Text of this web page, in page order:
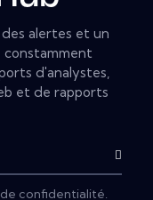
alertes et un
d'analystes,
et de rapports
Subscribe
confidentialité.